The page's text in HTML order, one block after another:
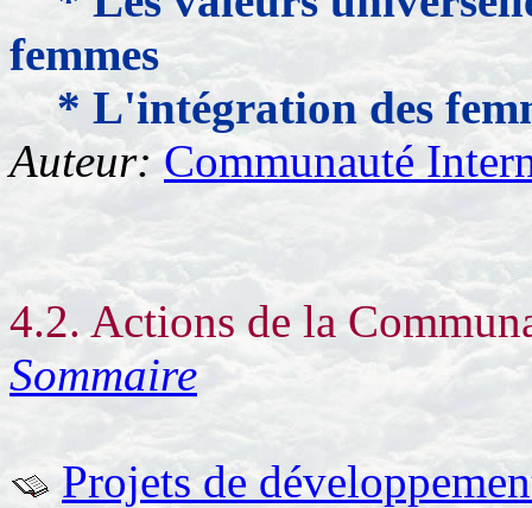
femmes
* L'intégration des
Auteur: Communauté
4.2. Actions de la
Sommaire
Projets de